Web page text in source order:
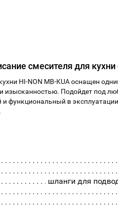
смесителя для
HI-NON MB-KUA оснащен
Подойдет под
функциональный в
шланги для